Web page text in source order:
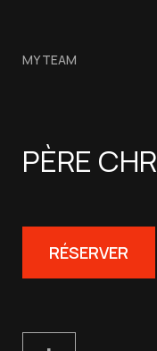
MY TEAM
PÈRE
RÉSERVER